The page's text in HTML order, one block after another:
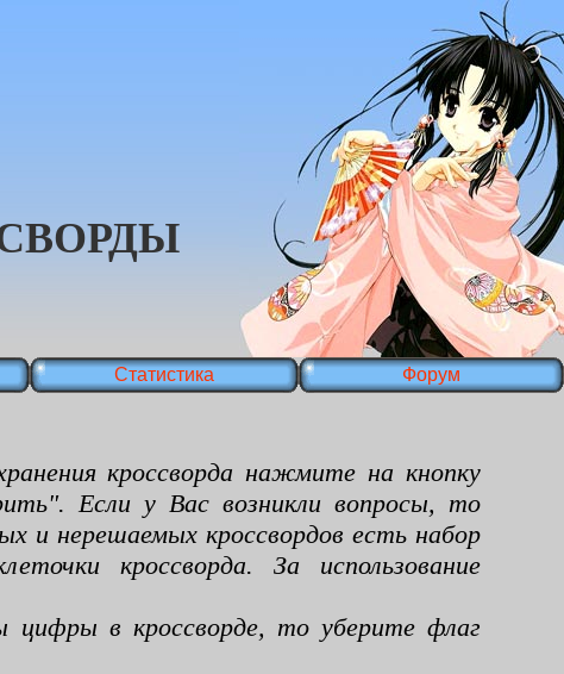
Статистика Форум
кроссворда нажмите на кнопку
Если у Вас возникли вопросы, то
и нерешаемых кроссвордов есть набор
кроссворда. За использование
цифры в кроссворде, то уберите флаг